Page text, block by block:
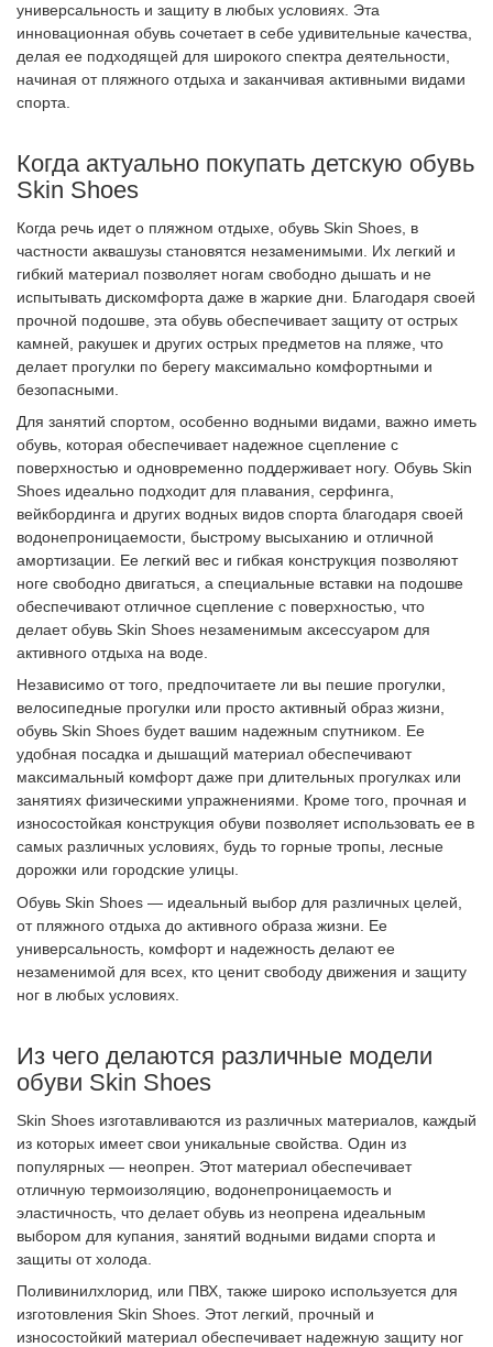
универсальность и защиту в любых условиях. Эта
инновационная обувь сочетает в себе удивительные качества,
делая ее подходящей для широкого спектра деятельности,
начиная от пляжного отдыха и заканчивая активными видами
спорта.
Когда актуально покупать детскую обувь
Skin Shoes
Когда речь идет о пляжном отдыхе, обувь Skin Shoes, в
частности аквашузы становятся незаменимыми. Их легкий и
гибкий материал позволяет ногам свободно дышать и не
испытывать дискомфорта даже в жаркие дни. Благодаря своей
прочной подошве, эта обувь обеспечивает защиту от острых
камней, ракушек и других острых предметов на пляже, что
делает прогулки по берегу максимально комфортными и
безопасными.
Для занятий спортом, особенно водными видами, важно иметь
обувь, которая обеспечивает надежное сцепление с
поверхностью и одновременно поддерживает ногу. Обувь Skin
Shoes идеально подходит для плавания, серфинга,
вейкбординга и других водных видов спорта благодаря своей
водонепроницаемости, быстрому высыханию и отличной
амортизации. Ее легкий вес и гибкая конструкция позволяют
ноге свободно двигаться, а специальные вставки на подошве
обеспечивают отличное сцепление с поверхностью, что
делает обувь Skin Shoes незаменимым аксессуаром для
активного отдыха на воде.
Независимо от того, предпочитаете ли вы пешие прогулки,
велосипедные прогулки или просто активный образ жизни,
обувь Skin Shoes будет вашим надежным спутником. Ее
удобная посадка и дышащий материал обеспечивают
максимальный комфорт даже при длительных прогулках или
занятиях физическими упражнениями. Кроме того, прочная и
износостойкая конструкция обуви позволяет использовать ее в
самых различных условиях, будь то горные тропы, лесные
дорожки или городские улицы.
Обувь Skin Shoes — идеальный выбор для различных целей,
от пляжного отдыха до активного образа жизни. Ее
универсальность, комфорт и надежность делают ее
незаменимой для всех, кто ценит свободу движения и защиту
ног в любых условиях.
Из чего делаются различные модели
обуви Skin Shoes
Skin Shoes изготавливаются из различных материалов, каждый
из которых имеет свои уникальные свойства. Один из
популярных — неопрен. Этот материал обеспечивает
отличную термоизоляцию, водонепроницаемость и
эластичность, что делает обувь из неопрена идеальным
выбором для купания, занятий водными видами спорта и
защиты от холода.
Поливинилхлорид, или ПВХ, также широко используется для
изготовления Skin Shoes. Этот легкий, прочный и
износостойкий материал обеспечивает надежную защиту ног